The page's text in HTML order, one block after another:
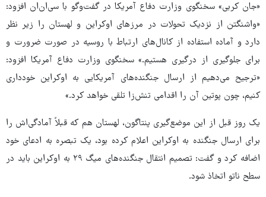
«جان کربی» سخنگوی وزارت دفاع آمریکا در گفت‌وگو با سی‌ان‌ان افزود:
«واشنگتن از نزدیک تحولات در مرزهای اوکراین و لهستان را زیر نظر
دارد و آماده استفاده از کانال‌های ارتباط با روسیه در صورت ضرورت و
برای جلوگیری از درگیری هستیم.» سخنگوی وزارت دفاع آمریکا افزود:
«ترجیح می‌دهیم از ارسال جنگنده‌های آمریکایی به اوکراین خودداری
کنیم، چون پوتین آن را اقدامی تنش‌زا تلقی خواهد کرد.»
یک روز قبل از این موضع‌گیری پنتاگون، لهستان هم که قبلاً آمادگی‌اش را
برای ارسال جنگنده به اوکراین اعلام کرده بود، یک تبصره به ادعای خود
اضافه کرد و گفت: تصمیم انتقال جنگنده‌های میگ ۲۹ به اوکراین باید در
سطح ناتو اتخاذ شود.